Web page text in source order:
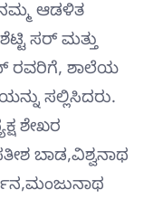
ಆಡಳಿತ
ಸರ್ ಮತ್ತು
ರವರಿಗೆ, ಶಾಲೆಯ
ಸಲ್ಲಿಸಿದರು.
ಶೇಖರ
ಬಾಡ,ವಿಶ್ವನಾಥ